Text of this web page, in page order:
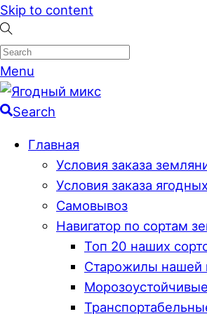
Skip to content
Menu
Search
Главная
Условия заказа
Условия заказа
Самовывоз
Навигатор по сортам
Топ 20 наших
Старожилы нашей